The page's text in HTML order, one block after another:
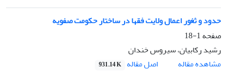
حدود و ثغور اعمال ولایت فقها در ساختار حکومت صفویه
صفحه1-18
رشید رکابیان، سیروس خندان
مشاهده مقاله
اصل مقاله 931.14 K